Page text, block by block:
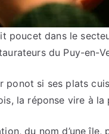
poucet dans le
du Puy-en-
ponot si ses plats
la réponse vire à la
du nom d’une